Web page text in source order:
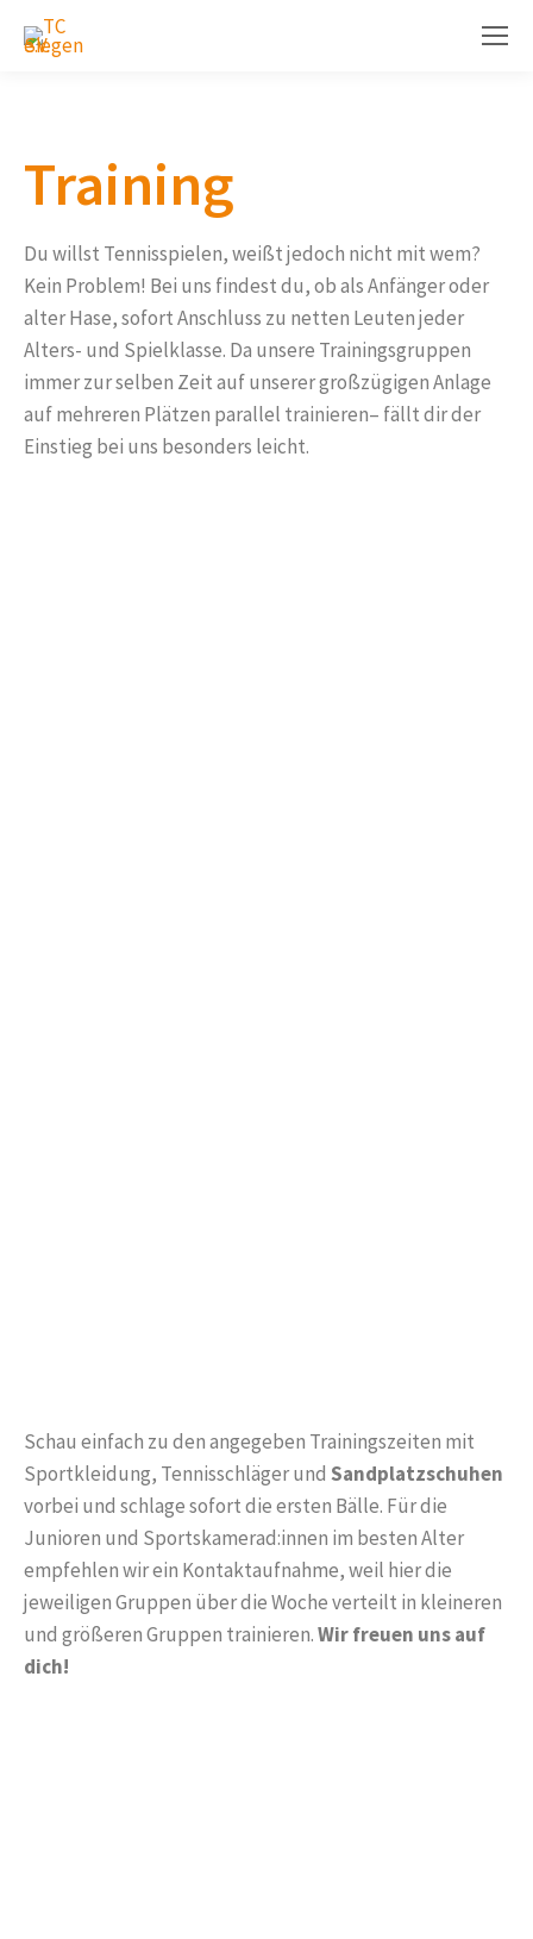
Training
Du willst Tennisspielen, weißt jedoch nicht mit wem?
Kein Problem! Bei uns findest du, ob als Anfänger oder
alter Hase, sofort Anschluss zu netten Leuten jeder
Alters- und Spielklasse. Da unsere Trainingsgruppen
immer zur selben Zeit auf unserer großzügigen Anlage
auf mehreren Plätzen parallel trainieren– fällt dir der
Einstieg bei uns besonders leicht.
Schau einfach zu den angegeben Trainingszeiten mit
Sportkleidung, Tennisschläger und Sandplatzschuhen
vorbei und schlage sofort die ersten Bälle. Für die
Junioren und Sportskamerad:innen im besten Alter
empfehlen wir ein Kontaktaufnahme, weil hier die
jeweiligen Gruppen über die Woche verteilt in kleineren
und größeren Gruppen trainieren.Wir freuen uns auf
dich!